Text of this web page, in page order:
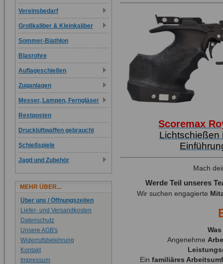
Scoremax
Lichtschießen
Mach
Werde Teil unseres
Wir suchen engagierte
Angenehme
Ein familiäres
Vereinsbedarf
Großkaliber & Kleinkaliber
Sommer-Biathlon
Blasrohre
Auflageschießen
Zuganlagen
Messer, Lampen, Ferngläser
Restposten
Druckluftwaffen gebraucht
Schießspiele
Jagd und Zubehör
MEHR ÜBER...
Über uns / Öffnungszeiten
Liefer- und Versandkosten
Datenschutz
Unsere AGB's
Widerrufsbelehrung
Kontakt
Impressum